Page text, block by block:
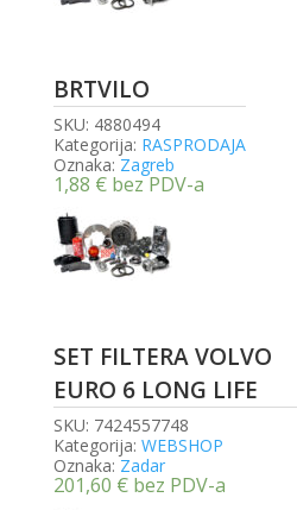
BRTVILO
SKU: 4880494
Kategorija: RASPRODAJA
Oznaka: Zagreb
1,88 € bez PDV-a
SET FILTERA VOLVO
EURO 6 LONG LIFE
SKU: 7424557748
Kategorija: WEBSHOP
Oznaka: Zadar
201,60 € bez PDV-a